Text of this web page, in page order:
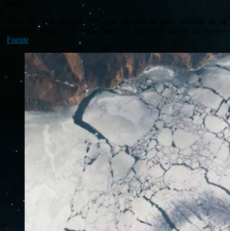
«Una vez que la masa de agua alcanza la parte inferior de la
superficie helada del lago, funde el hielo en forma de anillo»
[ Fuente